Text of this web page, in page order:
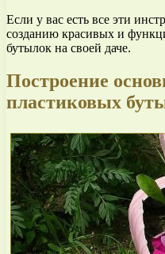
Если у вас есть все эти
созданию красивых и
бутылок на своей даче.
Построение
пластиковых